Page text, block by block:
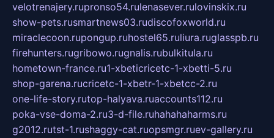
velotrenajery.rupronso54.rulenasever.rulovinskix.ru
show-pets.rusmartnews03.rudiscofoxworld.ru
miraclecoon.rupongup.ruhostel65.ruliura.ruglasspb.ru
firehunters.rugribowo.rugnalis.rubulkitula.ru
hometown-france.ru1-xbeticricetc-1-xbetti-5.ru
shop-garena.rucricetc-1-xbetr-1-xbetcc-2.ru
one-life-story.rutop-halyava.ruaccounts112.ru
poka-vse-doma-2.ru3-d-file.ruhahahaharms.ru
g2012.rutst-1.rushaggy-cat.ruopsmgr.ruev-gallery.ru